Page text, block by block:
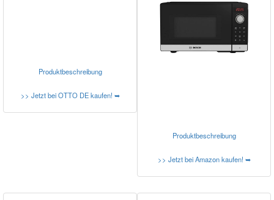
Produktbeschreibung
>> Jetzt bei OTTO DE kaufen! ➥
Produktbeschreibung
>> Jetzt bei Amazon kaufen! ➥